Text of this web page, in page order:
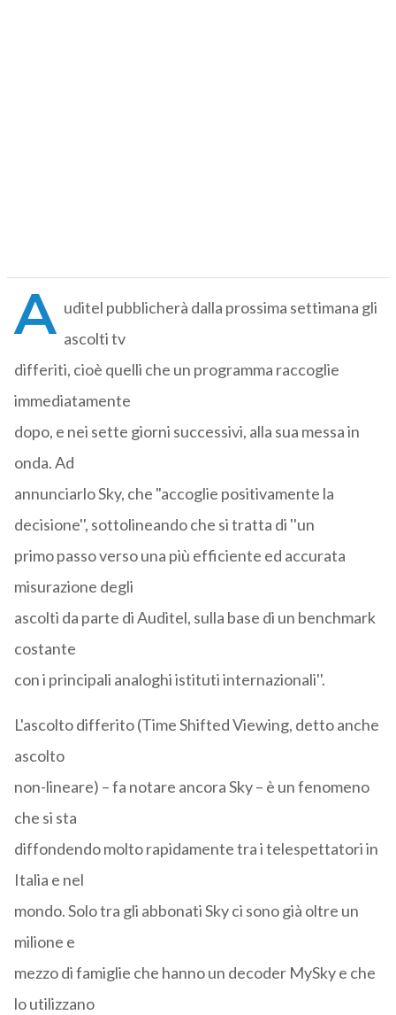
A uditel pubblicherà dalla prossima settimana gli
ascolti tv
differiti, cioè quelli che un programma raccoglie
immediatamente
dopo, e nei sette giorni successivi, alla sua messa in
onda. Ad
annunciarlo Sky, che "accoglie positivamente la
decisione'', sottolineando che si tratta di ''un
primo passo verso una più efficiente ed accurata
misurazione degli
ascolti da parte di Auditel, sulla base di un benchmark
costante
con i principali analoghi istituti internazionali''.
L'ascolto differito (Time Shifted Viewing, detto anche
ascolto
non-lineare) – fa notare ancora Sky – è un fenomeno
che si sta
diffondendo molto rapidamente tra i telespettatori in
Italia e nel
mondo. Solo tra gli abbonati Sky ci sono già oltre un
milione e
mezzo di famiglie che hanno un decoder MySky e che
lo utilizzano